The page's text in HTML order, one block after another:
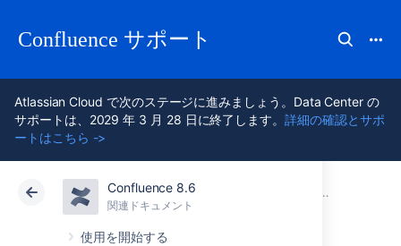
Confluence サポート
Atlassian Cloud で次のステージに進みましょう。Data Center の
サポートは、2029 年 3 月 28 日に終了します。詳細の確認とサポ
ートはこちら ->
Confluence 8.6
関連ドキュメント
使用を開始する
アトラシアン サポート 関連ドキュメント
クラウド Data Center 8.6